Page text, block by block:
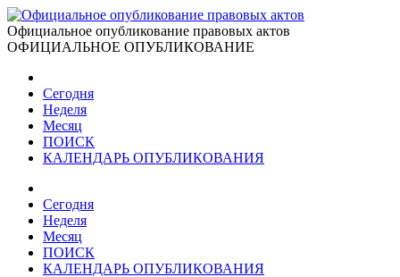
Официальное опубликование правовых актов
ОФИЦИАЛЬНОЕ ОПУБЛИКОВАНИЕ
Сегодня
Неделя
Месяц
ПОИСК
КАЛЕНДАРЬ ОПУБЛИКОВАНИЯ
Сегодня
Неделя
Месяц
ПОИСК
КАЛЕНДАРЬ ОПУБЛИКОВАНИЯ